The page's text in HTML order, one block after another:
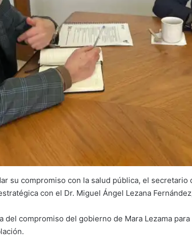
su compromiso con la salud pública, el secretario
con el Dr. Miguel Ángel Lezana
del compromiso del gobierno de Mara Lezama